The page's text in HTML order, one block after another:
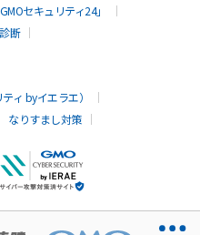
セキュリティ24」
断
ィ byイエラエ）
なりすまし対策